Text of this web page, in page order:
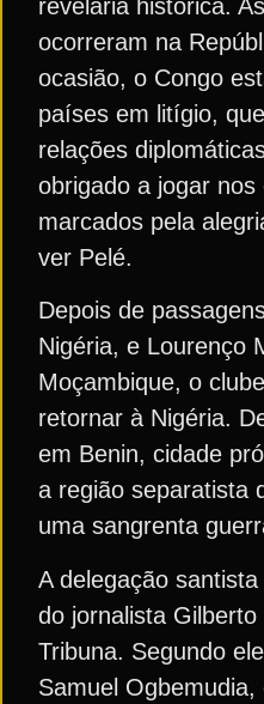
revelaria histórica.
ocorreram na
ocasião, o Congo
países em litígio,
relações
obrigado a jogar
marcados pela
ver Pelé.
Depois de
Nigéria, e Lourenço
Moçambique, o
retornar à Nigéria.
em Benin, cidade
a região separatista
uma sangrenta
A delegação
do jornalista
Tribuna. Segundo
Samuel